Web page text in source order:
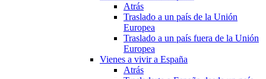
Atrás
Traslado a un país de la Unión
Europea
Traslado a un país fuera de la Unión
Europea
Vienes a vivir a España
Atrás